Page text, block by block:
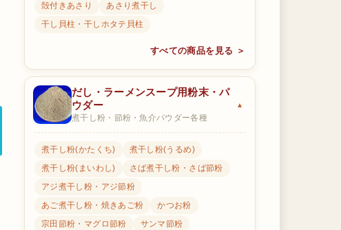
殻付きあさり
あさり煮干し
干し貝柱・干しホタテ貝柱
すべての商品を見る ＞
だし・ラーメンスープ用粉末・パ
ウダー
煮干し粉・節粉・魚介パウダー各種
煮干し粉(かたくち)
煮干し粉(うるめ)
煮干し粉(まいわし)
さば煮干し粉・さば節粉
アジ煮干し粉・アジ節粉
あご煮干し粉・焼きあご粉
かつお粉
宗田節粉・マグロ節粉
サンマ節粉